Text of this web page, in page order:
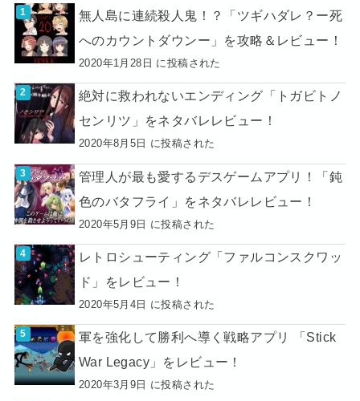
無人島に連続殺人鬼！？「ツギハダレ？ー死
へのカウントダウンー」を攻略＆レビュー！
2020年1月28日 に投稿された
絶対に救われないエンディング「トガビトノ
センリツ」をネタバレレビュー！
2020年8月5日 に投稿された
管理人が最も愛するデスゲームアプリ！「鈍
色のバタフライ」をネタバレレビュー！
2020年5月9日 に投稿された
レトロシューティング「ファルコンスクワッ
ド」をレビュー！
2020年5月4日 に投稿された
軍を強化して勝利へ導く戦略アプリ 「Stick
War Legacy」をレビュー！
2020年3月9日 に投稿された